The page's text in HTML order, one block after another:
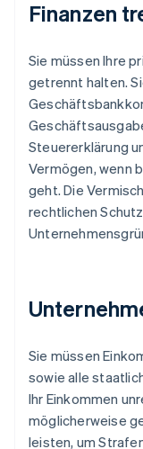
Finanzen
Sie müssen Ihre
getrennt halten.
Steuererklärung
Vermögen, wenn
geht. Die
rechtlichen
Sie müssen
sowie alle
Ihr Einkommen
möglicherweise
leisten, um